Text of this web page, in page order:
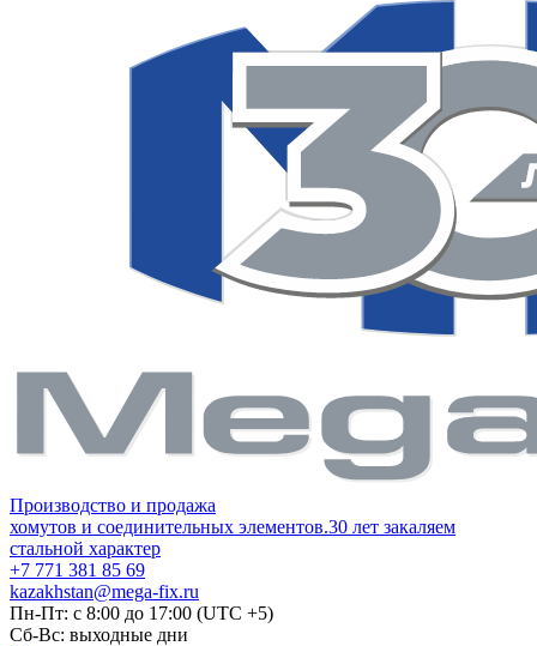
Производство и продажа
хомутов и соединительных элементов.30 лет закаляем
стальной характер
+7 771 381 85 69
kazakhstan@mega-fix.ru
Пн-Пт: с 8:00 до 17:00 (UTC +5)
Сб-Вс: выходные дни